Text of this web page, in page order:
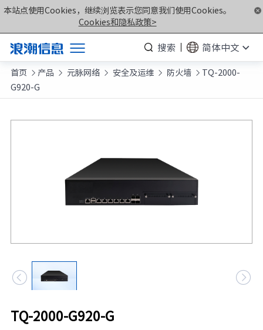
本站点使用Cookies，继续浏览表示您同意我们使用Cookies。
Cookies和隐私政策>
搜索
简体中文
产品
解决方案
服务支持
联合创新平台
元脑品牌升级公告
首页  产品  元脉网络  安全及运维  防火墙  TQ-2000-
G920-G
 
TQ-2000-G920-G